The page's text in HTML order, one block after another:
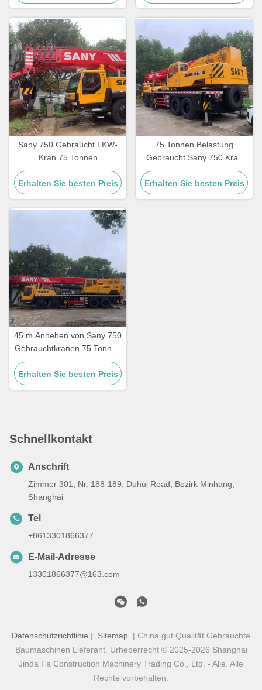
Lasten
Sany 750 Gebraucht LKW-
Kran 75 Tonnen
Tragfähigkeit Bau
Erhalten Sie besten Preis
75 Tonnen Belastung
Gebraucht Sany 750 Kran
Bauwerk Hydraulischer
Gebrauchtwagen Kran
Erhalten Sie besten Preis
45 m Anheben von Sany 750
Gebrauchtkranen 75 Tonnen
für Bau und Bau
Erhalten Sie besten Preis
Schnellkontakt
Anschrift
Zimmer 301, Nr. 188-189, Duhui Road, Bezirk Minhang,
Shanghai
Tel
+8613301866377
E-Mail-Adresse
13301866377@163.com
Datenschutzrichtlinie | Sitemap | China gut Qualität Gebrauchte
Baumaschinen Lieferant. Urheberrecht © 2025-2026 Shanghai
Jinda Fa Construction Machinery Trading Co., Ltd. - Alle. Alle
Rechte vorbehalten.